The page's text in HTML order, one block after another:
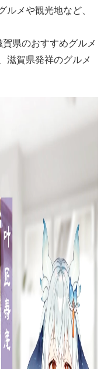
ルメや観光地など、
県のおすすめグルメ
滋賀県発祥のグルメ